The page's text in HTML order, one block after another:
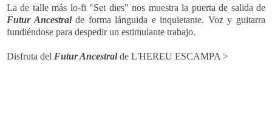
La de talle más lo-fi "Set dies" nos muestra la puerta de salida de
Futur Ancestralde forma lánguida e inquietante. Voz y guitarra
fundiéndose para despedir un estimulante trabajo.
Disfruta del Futur Ancestralde L'HEREU ESCAMPA >